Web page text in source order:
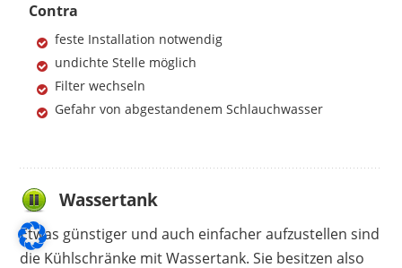
Contra
feste Installation notwendig
undichte Stelle möglich
Filter wechseln
Gefahr von abgestandenem Schlauchwasser
Wassertank
Etwas günstiger und auch einfacher aufzustellen sind
die Kühlschränke mit Wassertank. Sie besitzen also